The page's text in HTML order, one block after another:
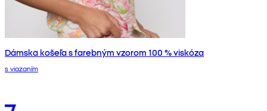
Dámska košeľa s farebným vzorom 100 % viskóza
s viazaním